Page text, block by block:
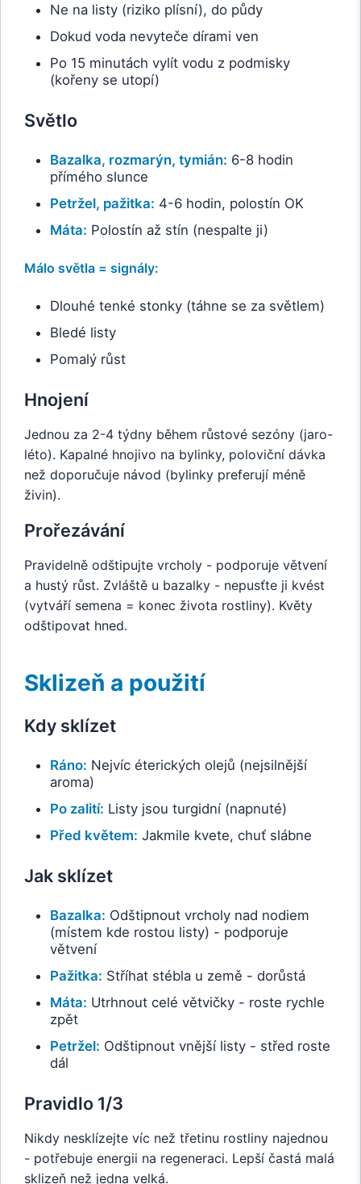
Ne na listy (riziko plísní), do půdy
Dokud voda nevyteče dírami ven
Po 15 minutách vylít vodu z podmisky
(kořeny se utopí)
Světlo
Bazalka, rozmarýn, tymián: 6-8 hodin
přímého slunce
Petržel, pažitka: 4-6 hodin, polostín OK
Máta: Polostín až stín (nespalte ji)
Málo světla = signály:
Dlouhé tenké stonky (táhne se za světlem)
Bledé listy
Pomalý růst
Hnojení
Jednou za 2-4 týdny během růstové sezóny (jaro-
léto). Kapalné hnojivo na bylinky, poloviční dávka
než doporučuje návod (bylinky preferují méně
živin).
Prořezávání
Pravidelně odštipujte vrcholy - podporuje větvení
a hustý růst. Zvláště u bazalky - nepusťte ji kvést
(vytváří semena = konec života rostliny). Květy
odštipovat hned.
Sklizeň a použití
Kdy sklízet
Ráno: Nejvíc éterických olejů (nejsilnější
aroma)
Po zalití: Listy jsou turgidní (napnuté)
Před květem: Jakmile kvete, chuť slábne
Jak sklízet
Bazalka: Odštipnout vrcholy nad nodiem
(místem kde rostou listy) - podporuje
větvení
Pažitka: Stříhat stébla u země - dorůstá
Máta: Utrhnout celé větvičky - roste rychle
zpět
Petržel: Odštipnout vnější listy - střed roste
dál
Pravidlo 1/3
Nikdy nesklízejte víc než třetinu rostliny najednou
- potřebuje energii na regeneraci. Lepší častá malá
sklizeň než jedna velká.